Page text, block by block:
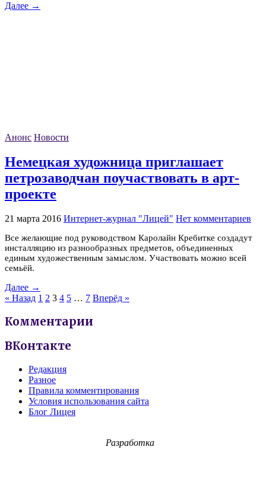
Далее →
Анонс Новости
Немецкая художница приглашает
петрозаводчан поучаствовать в арт-
проекте
21 марта 2016 Интернет-журнал "Лицей" Нет комментариев
Все желающие под руководством Каролайн Кребитке создадут
инсталляцию из разнообразных предметов, объединенных
единым художественным замыслом. Участвовать можно всей
семьёй.
Далее →
« Назад 1 2 3 4 5 … 7 Вперёд »
Комментарии
ВКонтакте
Редакция
Разное
Правила комментирования
Условия использования сайта
Блог Лицея
Разработка